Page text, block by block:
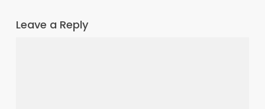
Leave a Reply